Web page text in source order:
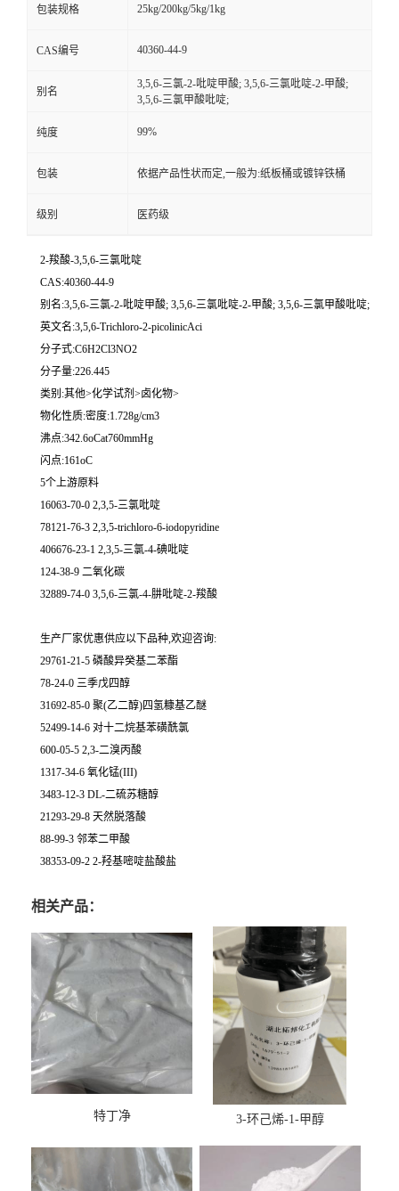
包装规格 25kg/200kg/5kg/1kg
CAS编号 40360-44-9
别名
3,5,6-三氯-2-吡啶甲酸; 3,5,6-三氯吡啶-2-甲酸;
3,5,6-三氯甲酸吡啶;
纯度 99%
包装 依据产品性状而定,一般为:纸板桶或镀锌铁桶
级别 医药级
2-羧酸-3,5,6-三氯吡啶
CAS:40360-44-9
别名:3,5,6-三氯-2-吡啶甲酸; 3,5,6-三氯吡啶-2-甲酸; 3,5,6-三氯甲酸吡啶;
英文名:3,5,6-Trichloro-2-picolinicAci
分子式:C6H2Cl3NO2
分子量:226.445
类别:其他>化学试剂>卤化物>
物化性质:密度:1.728g/cm3
沸点:342.6oCat760mmHg
闪点:161oC
5个上游原料
16063-70-0 2,3,5-三氯吡啶
78121-76-3 2,3,5-trichloro-6-iodopyridine
406676-23-1 2,3,5-三氯-4-碘吡啶
124-38-9 二氧化碳
32889-74-0 3,5,6-三氯-4-肼吡啶-2-羧酸
生产厂家优惠供应以下品种,欢迎咨询:
29761-21-5 磷酸异癸基二苯酯
78-24-0 三季戊四醇
31692-85-0 聚(乙二醇)四氢糠基乙醚
52499-14-6 对十二烷基苯磺酰氯
600-05-5 2,3-二溴丙酸
1317-34-6 氧化锰(III)
3483-12-3 DL-二硫苏糖醇
21293-29-8 天然脱落酸
88-99-3 邻苯二甲酸
38353-09-2 2-羟基嘧啶盐酸盐
相关产品：
特丁净 3-环己烯-1-甲醇